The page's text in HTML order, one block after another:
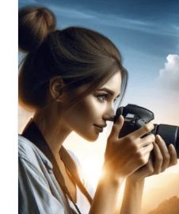
Kriegers
Inkl.
5
Mut
Übungen
Aus
Der
Bushido-
Philosophie
Für
Deinen
Alltag